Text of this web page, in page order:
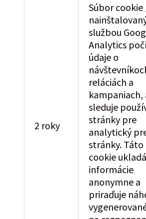
2 roky
Súbor cookie
službou
Analytics
údaje o
reláciách a
kampaniach,
sleduje
stránky pre
analytický
stránky. Táto
cookie ukladá
informácie
anonymne a
priraďuje